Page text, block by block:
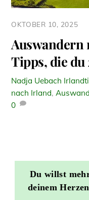
OKTOBER 10, 2025
Auswandern
Tipps, die du
Nadja Uebach
nach Irland,
0
Du willst
deinem